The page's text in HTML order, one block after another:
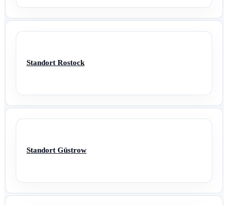
Standort Rostock
Standort Güstrow